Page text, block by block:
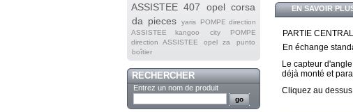
ASSISTEE 407
opel corsa
da pieces yaris
POMPE direction
ASSISTEE kangoo
city
POMPE
direction ASSISTEE opel za
punto
boîtier
RECHERCHER
Entrez un nom de produit
EN SAVOIR
PARTIE
En échange
Le capteur
déjà monté et
Cliquez au